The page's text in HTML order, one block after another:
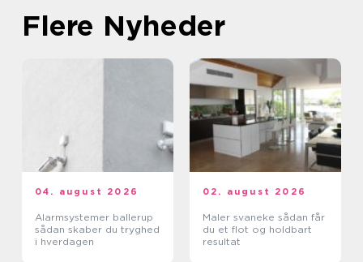
Flere Nyheder
04. august 2026
Alarmsystemer ballerup
sådan skaber du tryghed
i hverdagen
02. august 2026
Maler svaneke sådan får
du et flot og holdbart
resultat